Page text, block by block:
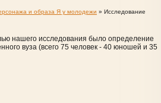
и образа Я у молодежи » Исследование
нашего исследования было определение
вуза (всего 75 человек - 40 юношей и 35